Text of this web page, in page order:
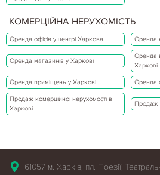
КОМЕРЦІЙНА НЕРУХОМІСТЬ
Оренда офісів у центрі Харкова Оренда
Оренда магазинів у Харкові
Оренда
Харкові
Оренда приміщень у Харкові Оренда
Продаж комерційної нерухомості в
Харкові
Продаж
61057 м. Харків, пл. Поезії,